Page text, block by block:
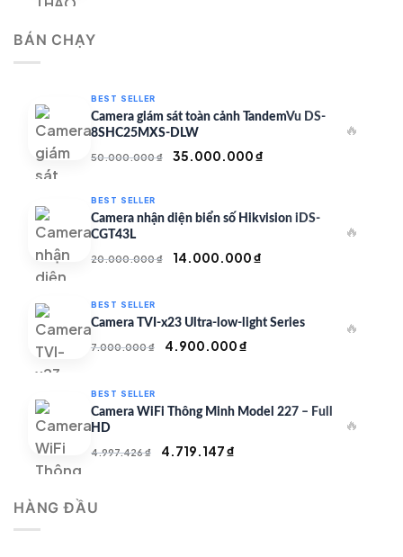
BÁN CHẠY
BEST SELLER
Camera giám sát toàn cảnh TandemVu DS-
8SHC25MXS-DLW
50.000.000₫
Giá
50.000.000 ₫.
35.000.000₫
là:
35.000.000 ₫.
🔥
BEST SELLER
Camera nhận diện biển số Hikvision iDS-
CGT43L
20.000.000₫
Giá
20.000.000 ₫.
14.000.000₫
là:
14.000.000 ₫.
🔥
BEST SELLER
Camera TVI-x23 Ultra-low-light Series
7.000.000₫
Giá
7.000.000 ₫.
4.900.000₫
là:
🔥
BEST SELLER
Camera WiFi Thông Minh Model 227 – Full
HD
4.997.426₫
Giá
4.719.147₫
🔥
HÀNG ĐẦU